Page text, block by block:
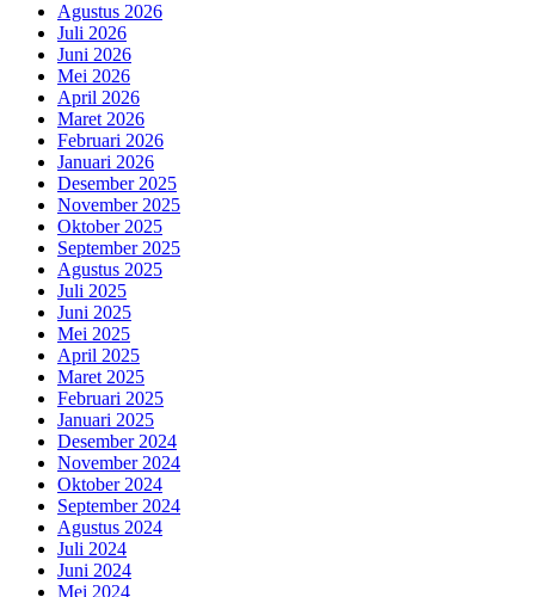
Agustus 2026
Juli 2026
Juni 2026
Mei 2026
April 2026
Maret 2026
Februari 2026
Januari 2026
Desember 2025
November 2025
Oktober 2025
September 2025
Agustus 2025
Juli 2025
Juni 2025
Mei 2025
April 2025
Maret 2025
Februari 2025
Januari 2025
Desember 2024
November 2024
Oktober 2024
September 2024
Agustus 2024
Juli 2024
Juni 2024
Mei 2024